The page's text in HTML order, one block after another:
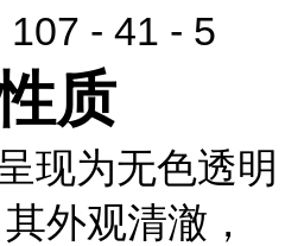
107 - 41 - 5
质
呈现为无色透明
外观清澈，